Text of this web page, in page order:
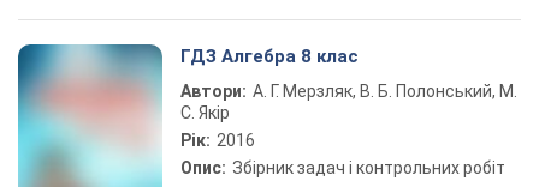
ГДЗ Алгебра 8 клас
Автори: А. Г. Мерзляк, В. Б. Полонський, М.
С. Якір
Рік: 2016
Опис: Збірник задач і контрольних робіт